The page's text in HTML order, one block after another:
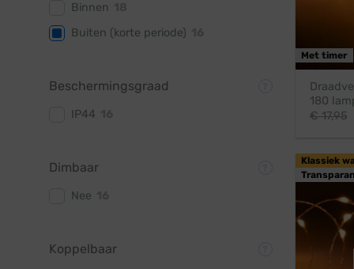
Binnen
Buiten (korte periode)
Beschermingsgraad
IP44
Dimbaar
Nee
Koppelbaar
Met timer
180
€17,95
Klassiek